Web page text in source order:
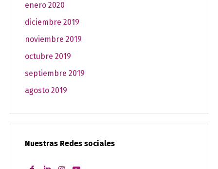
enero 2020
diciembre 2019
noviembre 2019
octubre 2019
septiembre 2019
agosto 2019
Nuestras Redes sociales